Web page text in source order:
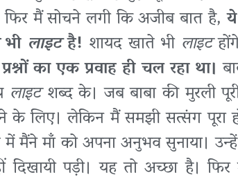
मैं सोचने लगी कि अजीब बात है,
लाइटहै! शायद खाते भी लाइट
का एक प्रवाह ही चल रहा था।
लाइटशब्द के। जब बाबा की मुरली
लिए। लेकिन मैं समझी सत्संग पूरा
मैंने माँ को अपना अनुभव सुनाया।
दिखायी पड़ी। यह तो अच्छा है।